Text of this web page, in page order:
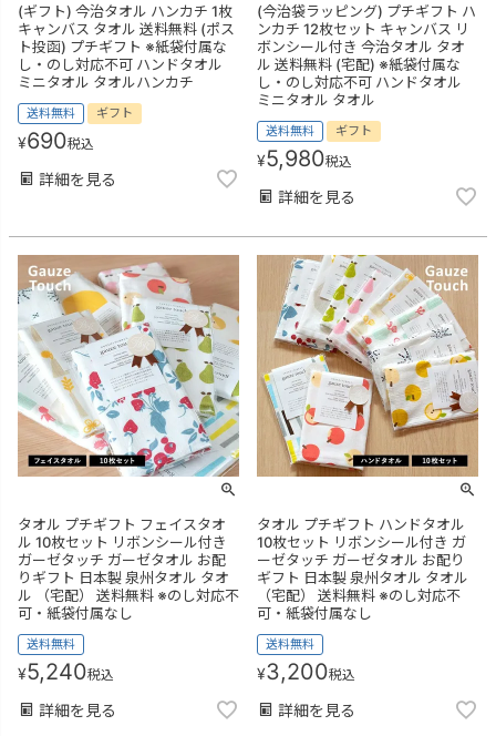
(ギフト) 今治タオル ハンカチ 1枚
キャンバス タオル 送料無料 (ポス
ト投函) プチギフト ※紙袋付属な
し・のし対応不可 ハンドタオル
ミニタオル タオルハンカチ
送料無料 ギフト
¥690税込
詳細を見る
(今治袋ラッピング) プチギフト ハ
ンカチ 12枚セット キャンバス リ
ボンシール付き 今治タオル タオ
ル 送料無料 (宅配) ※紙袋付属な
し・のし対応不可 ハンドタオル
ミニタオル タオル
送料無料 ギフト
¥5,980税込
詳細を見る
タオル プチギフト フェイスタオ
ル 10枚セット リボンシール付き
ガーゼタッチ ガーゼタオル お配
りギフト 日本製 泉州タオル タオ
ル （宅配） 送料無料 ※のし対応不
可・紙袋付属なし
送料無料
¥5,240税込
詳細を見る
タオル プチギフト ハンドタオル
10枚セット リボンシール付き ガ
ーゼタッチ ガーゼタオル お配り
ギフト 日本製 泉州タオル タオル
（宅配） 送料無料 ※のし対応不
可・紙袋付属なし
送料無料
¥3,200税込
詳細を見る